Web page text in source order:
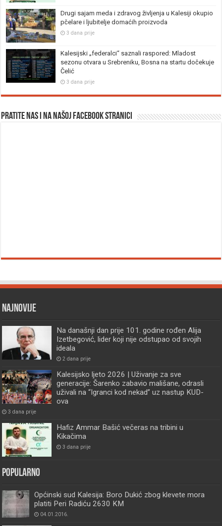
Drugi sajam meda i zdravog življenja u Kalesiji okupio
pčelare i ljubitelje domaćih proizvoda
3 dana prije
Kalesijski „federalci“ saznali raspored: Mladost
sezonu otvara u Srebreniku, Bosna na startu dočekuje
Čelić
3 dana prije
Pratite nas i na našoj facebook stranici
Najnovije
Na današnji dan prije 101. godine rođen Alija
Izetbegović, lider koji nije odstupao od svojih
ideala
2 dana prije
Kalesijsko ljeto 2026 | Uživanje za sve
generacije: Šarenko zabavio mališane, odrasli
uživali na “Igranci kod nekad” uz nastup KUD-
ova
3 dana prije
Hafiz Ammar Bašić večeras na tribini u
Kikačima
3 dana prije
Popularno
Općinski sud Kalesija: Boro Dukić zbog klevete mora
platiti Peri Radiću 2630 KM
04.01.2016.